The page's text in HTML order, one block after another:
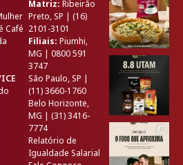
Café
Matriz: Ribeirão
Preto, SP | (16)
2101-3101
Filiais: Piumhi,
MG | 0800 591
3747
São Paulo, SP |
(11) 3660-1760
Belo Horizonte,
MG | (31) 3416-
7774
Relatório de
Igualdade Salarial